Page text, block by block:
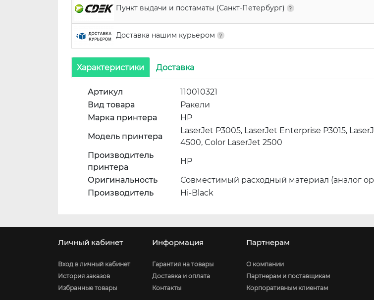
Пункт выдачи и постаматы (Санкт-Петербург)
Доставка нашим курьером
Характеристики Доставка
Артикул
110010321
Вид товара
Ракели
Марка принтера
HP
Модель принтера
LaserJet P3005, LaserJet Enterprise P3015,
4500, Color LaserJet 2500
Производитель
принтера
HP
Оригинальность
Совместимый расходный материал (аналог
Производитель
Hi-Black
Личный кабинет
Вход в личный кабинет
История заказов
Избранные товары
Информация
Гарантия на товары
Доставка и оплата
Контакты
Партнерам
О компании
Партнерам и поставщикам
Корпоративным клиентам